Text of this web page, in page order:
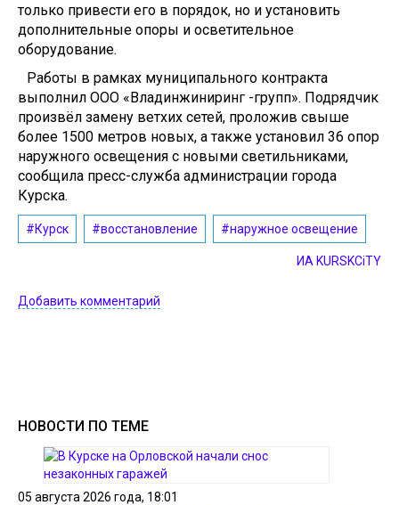
только привести его в порядок, но и установить
дополнительные опоры и осветительное
оборудование.
Работы в рамках муниципального контракта
выполнил ООО «Владинжиниринг -групп». Подрядчик
произвёл замену ветхих сетей, проложив свыше
более 1500 метров новых, а также установил 36 опор
наружного освещения с новыми светильниками,
сообщила пресс-служба администрации города
Курска.
#Курск #восстановление #наружное освещение
ИА KURSKCiTY
Добавить комментарий
НОВОСТИ ПО ТЕМЕ
05 августа 2026 года, 18:01